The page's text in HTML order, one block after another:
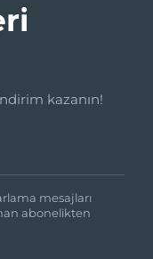
kazanın!
mesajları
abonelikten